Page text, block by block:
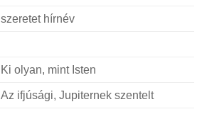
szeretet hírnév
Ki olyan, mint Isten
Az ifjúsági, Jupiternek szentelt